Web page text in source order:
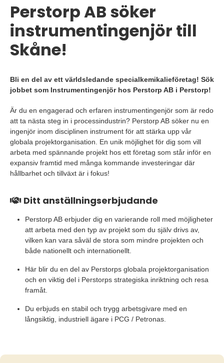
Perstorp AB söker
instrumentingenjör till
Skåne!
Bli en del av ett världsledande specialkemikalieföretag! Sök
jobbet som Instrumentingenjör hos Perstorp AB i Perstorp!
Är du en engagerad och erfaren instrumentingenjör som är redo
att ta nästa steg in i processindustrin? Perstorp AB söker nu en
ingenjör inom disciplinen instrument för att stärka upp vår
globala projektorganisation. En unik möjlighet för dig som vill
arbeta med spännande projekt hos ett företag som står inför en
expansiv framtid med många kommande investeringar där
hållbarhet och tillväxt är i fokus!
Ditt anställningserbjudande
Perstorp AB erbjuder dig en varierande roll med möjligheter
att arbeta med den typ av projekt som du själv drivs av,
vilken kan vara såväl de stora som mindre projekten och
både nationellt och internationellt.
Här blir du en del av Perstorps globala projektorganisation
och en viktig del i Perstorps strategiska inriktning och resa
framåt.
Du erbjuds en stabil och trygg arbetsgivare med en
långsiktig, industriell ägare i PCG / Petronas.